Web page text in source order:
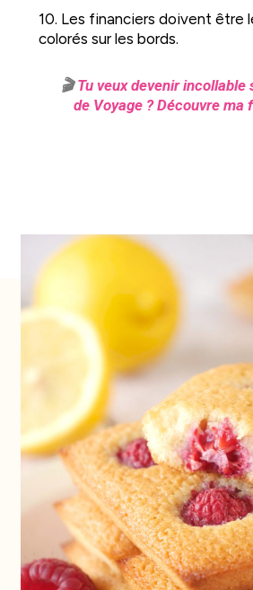
10. Les financiers doivent être
colorés sur les bords.
🎬Tu veux devenir incollable
de Voyage ? Découvre ma